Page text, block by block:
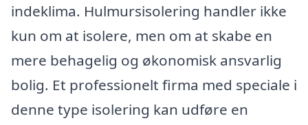
indeklima. Hulmursisolering handler ikke
kun om at isolere, men om at skabe en
mere behagelig og økonomisk ansvarlig
bolig. Et professionelt firma med speciale i
denne type isolering kan udføre en